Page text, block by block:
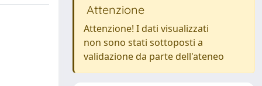
Attenzione
Attenzione! I dati visualizzati
non sono stati sottoposti a
validazione da parte dell'ateneo